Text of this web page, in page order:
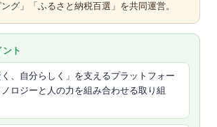
グ」「ふるさと納税百選」を共同運営。
ト
く、自分らしく」を支えるプラットフォー
ロジーと人の力を組み合わせる取り組